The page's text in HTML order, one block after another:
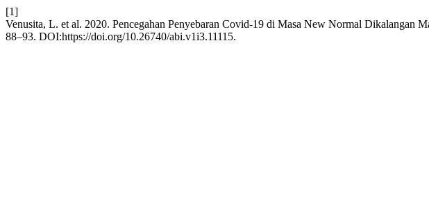
[1]
Venusita, L. et al. 2020. Pencegahan Penyebaran Covid-19 di Masa New Normal Dikalangan
88–93. DOI:https://doi.org/10.26740/abi.v1i3.11115.